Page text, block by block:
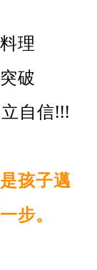
理
破
自信!!!
孩子邁
步。